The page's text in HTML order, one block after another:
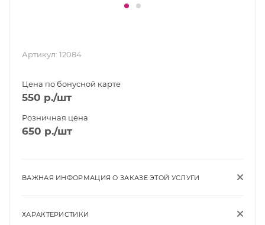
Артикул: 12084
Цена по бонусной карте
550 р./шт
Розничная цена
650 р./шт
ВАЖНАЯ ИНФОРМАЦИЯ О ЗАКАЗЕ ЭТОЙ УСЛУГИ
ХАРАКТЕРИСТИКИ